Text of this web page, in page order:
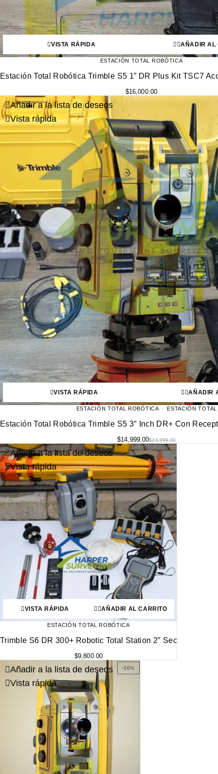
VISTA RÁPIDA AÑADIR AL
ESTACIÓN TOTAL ROBÓTICA
Estación Total Robótica Trimble S5 1” DR Plus Kit TSC7
$16,000.00
Añadir a la lista de deseos
Vista rápida
VISTA RÁPIDA AÑADIR
ESTACIÓN TOTAL ROBÓTICA ESTACIÓN TOTAL
Estación Total Robótica Trimble S5 3″ Inch DR+ Con
$24,999.00
$14,999.00
Añadir a la lista de deseos
Vista rápida
VISTA RÁPIDA AÑADIR AL CARRITO
ESTACIÓN TOTAL ROBÓTICA
Trimble S6 DR 300+ Robotic Total Station 2″ Sec
$9,800.00
-56%
Añadir a la lista de deseos
Vista rápida